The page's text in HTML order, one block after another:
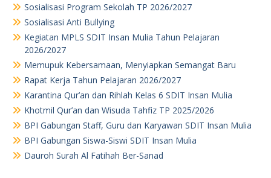
Sosialisasi Program Sekolah TP 2026/2027
Sosialisasi Anti Bullying
Kegiatan MPLS SDIT Insan Mulia Tahun Pelajaran
2026/2027
Memupuk Kebersamaan, Menyiapkan Semangat Baru
Rapat Kerja Tahun Pelajaran 2026/2027
Karantina Qur’an dan Rihlah Kelas 6 SDIT Insan Mulia
Khotmil Qur’an dan Wisuda Tahfiz TP 2025/2026
BPI Gabungan Staff, Guru dan Karyawan SDIT Insan Mulia
BPI Gabungan Siswa-Siswi SDIT Insan Mulia
Dauroh Surah Al Fatihah Ber-Sanad